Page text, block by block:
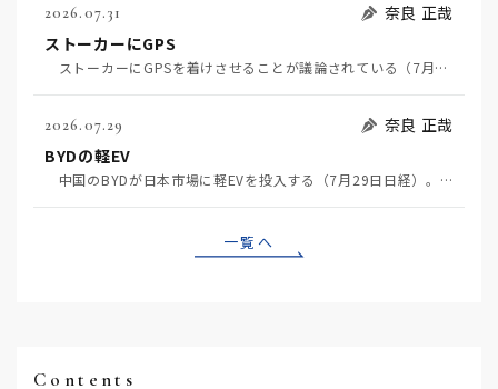
2026.07.31
奈良 正哉
ストーカーにGPS
ストーカーにGPSを着けさせることが議論されている（7月29日日経）。反対派は「ストーカーにも人権…
2026.07.29
奈良 正哉
BYDの軽EV
中国のBYDが日本市場に軽EVを投入する（7月29日日経）。この報道について思うこと3つ。 一つ…
一覧へ
Contents